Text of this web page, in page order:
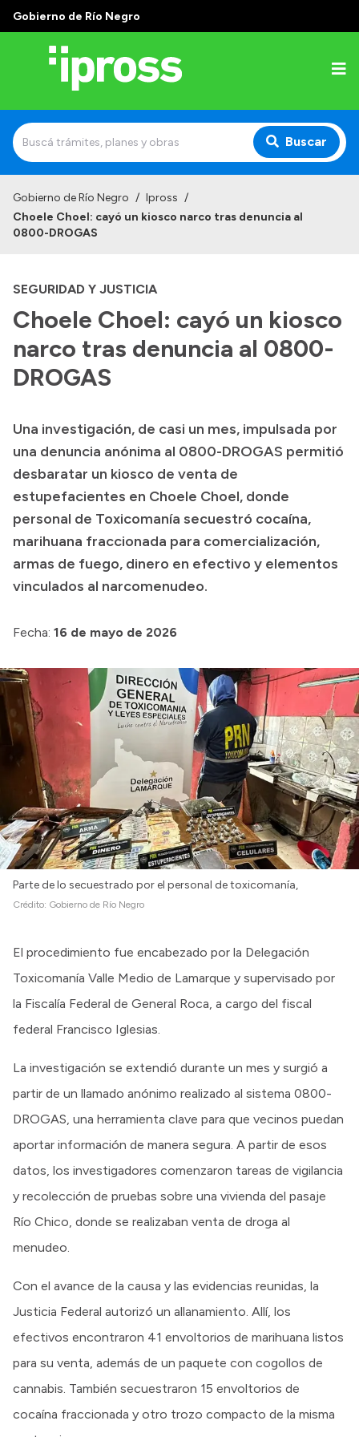
Gobierno de Río Negro
Buscar
Institucional
Autoridades
Delegaciones
Consultorios Propios
Presentación CV
Transparencia
Inversión en Salud
Licitaciones
Consulta de expedientes
Gobierno de Río Negro / Ipross /
Choele Choel: cayó un kiosco narco tras denuncia al
0800-DROGAS
SEGURIDAD Y JUSTICIA
Choele Choel: cayó un kiosco
narco tras denuncia al 0800-
DROGAS
Una investigación, de casi un mes, impulsada por
una denuncia anónima al 0800-DROGAS permitió
desbaratar un kiosco de venta de
estupefacientes en Choele Choel, donde
personal de Toxicomanía secuestró cocaína,
marihuana fraccionada para comercialización,
armas de fuego, dinero en efectivo y elementos
vinculados al narcomenudeo.
Fecha: 16 de mayo de 2026
Parte de lo secuestrado por el personal de toxicomanía,
Crédito: Gobierno de Río Negro
El procedimiento fue encabezado por la Delegación
Toxicomanía Valle Medio de Lamarque y supervisado por
la Fiscalía Federal de General Roca, a cargo del fiscal
federal Francisco Iglesias.
La investigación se extendió durante un mes y surgió a
partir de un llamado anónimo realizado al sistema 0800-
DROGAS, una herramienta clave para que vecinos puedan
aportar información de manera segura. A partir de esos
datos, los investigadores comenzaron tareas de vigilancia
y recolección de pruebas sobre una vivienda del pasaje
Río Chico, donde se realizaban venta de droga al
menudeo.
Con el avance de la causa y las evidencias reunidas, la
Justicia Federal autorizó un allanamiento. Allí, los
efectivos encontraron 41 envoltorios de marihuana listos
para su venta, además de un paquete con cogollos de
cannabis. También secuestraron 15 envoltorios de
cocaína fraccionada y otro trozo compacto de la misma